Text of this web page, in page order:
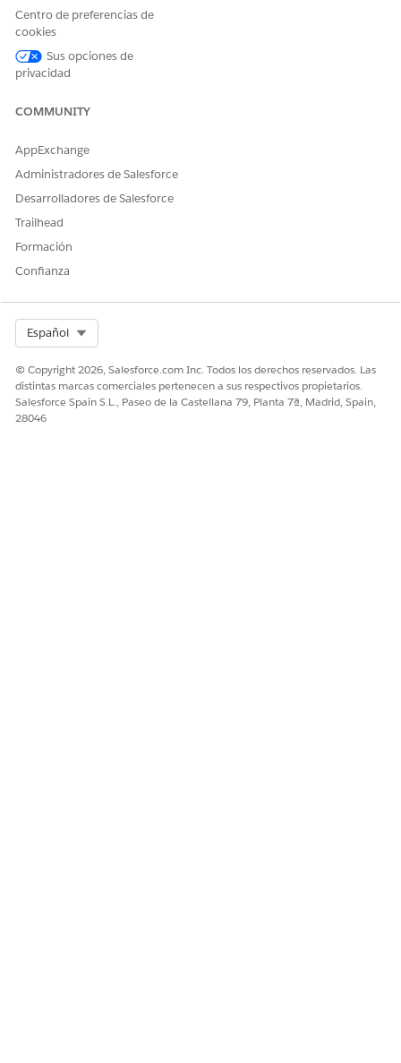
005321523
¡Háganos saber cómo podemos mejorar!
Centro de preferencias de
cookies
Sus opciones de
privacidad
COMMUNITY
AppExchange
Administradores de Salesforce
Desarrolladores de Salesforce
Trailhead
Formación
Confianza
Español
© Copyright 2026, Salesforce.com Inc. Todos los derechos reservados. Las
distintas marcas comerciales pertenecen a sus respectivos propietarios.
Salesforce Spain S.L., Paseo de la Castellana 79, Planta 7ª, Madrid, Spain,
28046